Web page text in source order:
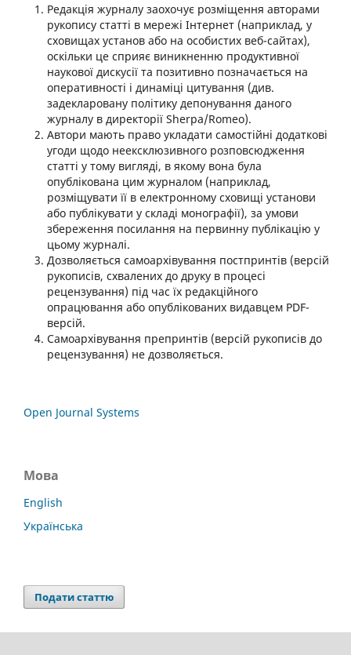
Редакція журналу заохочує розміщення авторами
рукопису статті в мережі Інтернет (наприклад, у
сховищах установ або на особистих веб-сайтах),
оскільки це сприяє виникненню продуктивної
наукової дискусії та позитивно позначається на
оперативності і динаміці цитування (див.
задекларовану політику депонування даного
журналу в директорії Sherpa/Romeo).
Автори мають право укладати самостійні додаткові
угоди щодо неексклюзивного розповсюдження
статті у тому вигляді, в якому вона була
опублікована цим журналом (наприклад,
розміщувати її в електронному сховищі установи
або публікувати у складі монографії), за умови
збереження посилання на первинну публікацію у
цьому журналі.
Дозволяється самоархівування постпринтів (версій
рукописів, схвалених до друку в процесі
рецензування) під час їх редакційного
опрацювання або опублікованих видавцем PDF-
версій.
Самоархівування препринтів (версій рукописів до
рецензування) не дозволяється.
Open Journal Systems
Мова
English
Українська
Подати статтю